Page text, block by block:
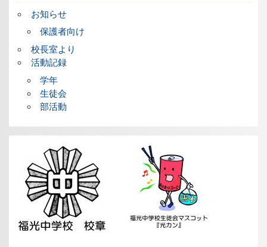
お知らせ
保護者向け
校長室より
活動記録
学年
生徒会
部活動